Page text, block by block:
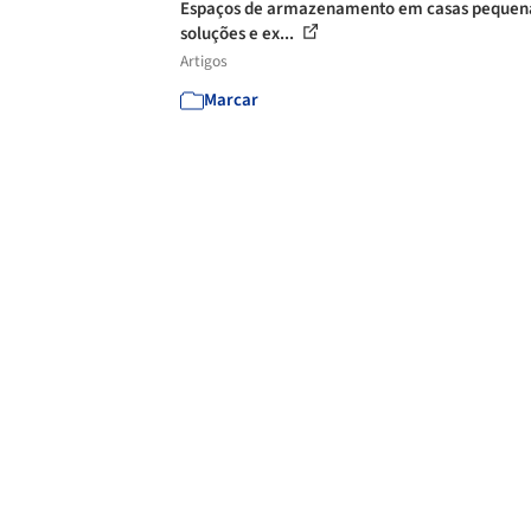
Espaços de armazenamento em casas
soluções e ex...
Artigos
Marcar